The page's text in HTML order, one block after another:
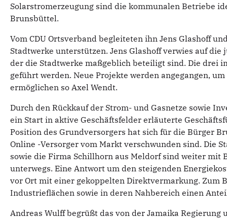
Solarstromerzeugung sind die kommunalen Betriebe
Brunsbüttel.
Vom CDU Ortsverband begleiteten ihn Jens Glashoff
Stadtwerke unterstützen. Jens Glashoff verwies auf
der die Stadtwerke maßgeblich beteiligt sind. Die drei
geführt werden. Neue Projekte werden angegangen,
ermöglichen so Axel Wendt.
Durch den Rückkauf der Strom- und Gasnetze sowie
ein Start in aktive Geschäftsfelder erläuterte
Position des Grundversorgers hat sich für die Bürger
Online -Versorger vom Markt verschwunden sind. Die
sowie die Firma Schillhorn aus Meldorf sind weiter mit
unterwegs. Eine Antwort um den steigenden
vor Ort mit einer gekoppelten Direktvermarkung. Zum
Industrieflächen sowie in deren Nahbereich einen
Andreas Wulff begrüßt das von der Jamaika